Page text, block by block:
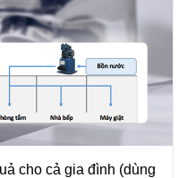
cho cả gia đình (dùng